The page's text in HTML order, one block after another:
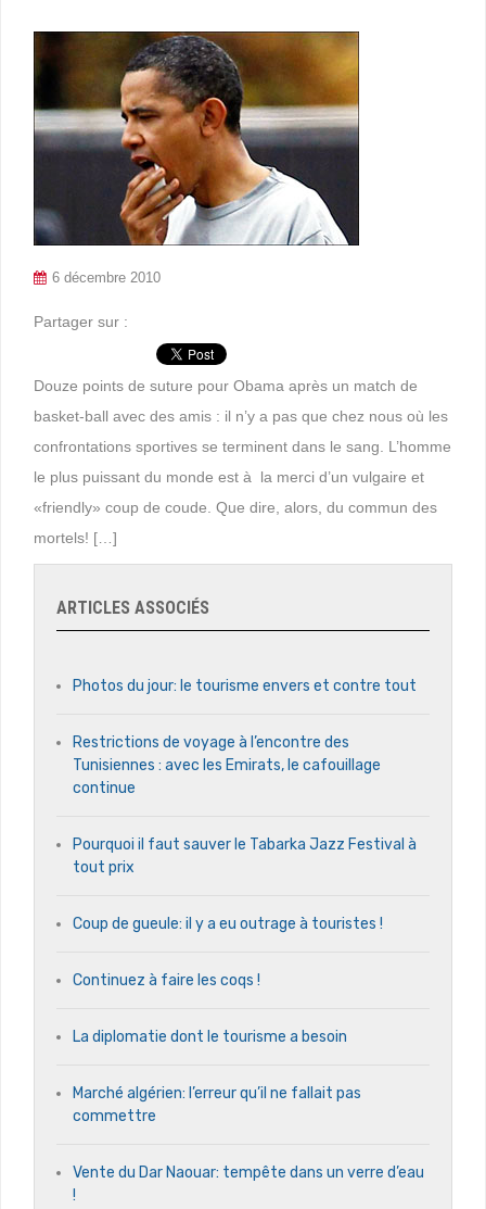
6 décembre 2010
Partager sur :
Douze points de suture pour Obama après un match de
basket-ball avec des amis : il n’y a pas que chez nous où les
confrontations sportives se terminent dans le sang. L’homme
le plus puissant du monde est à la merci d’un vulgaire et
«friendly» coup de coude. Que dire, alors, du commun des
mortels! […]
ARTICLES ASSOCIÉS
Photos du jour: le tourisme envers et contre tout
Restrictions de voyage à l’encontre des
Tunisiennes : avec les Emirats, le cafouillage
continue
Pourquoi il faut sauver le Tabarka Jazz Festival à
tout prix
Coup de gueule: il y a eu outrage à touristes !
Continuez à faire les coqs !
La diplomatie dont le tourisme a besoin
Marché algérien: l’erreur qu’il ne fallait pas
commettre
Vente du Dar Naouar: tempête dans un verre d’eau
!